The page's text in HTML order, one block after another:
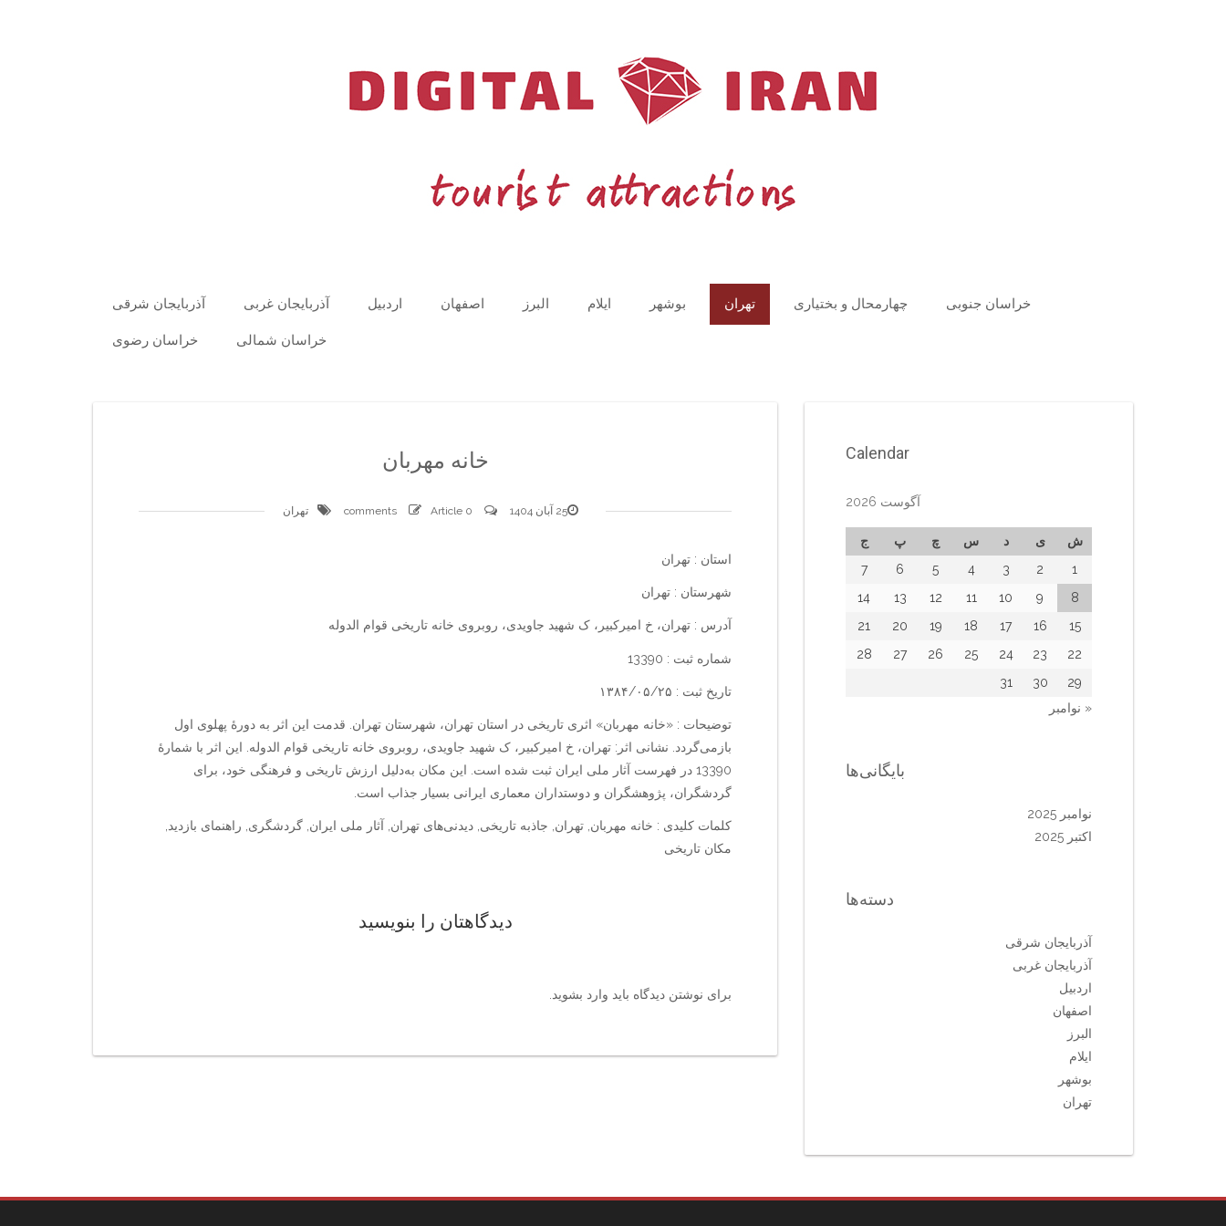
آذربایجان شرقی آذربایجان غربی اردبیل اصفهان البرز ایلام بوشهر تهران چهارمحال و بختیاری خراسان جنوبی
خراسان رضوی خراسان شمالی
خانه مهربان
25 آبان 1404 0 comments
Article تهران
استان : تهران
شهرستان : تهران
آدرس : تهران، خ امیرکبیر، ک شهید جاویدی، روبروی خانه تاریخی قوام الدوله
شماره ثبت : 13390
تاریخ ثبت : ۱۳۸۴/۰۵/۲۵
توضیحات : «خانه مهربان» اثری تاریخی در استان تهران، شهرستان تهران. قدمت این اثر به دورهٔ پهلوی اول
بازمی‌گردد. نشانی اثر: تهران، خ امیرکبیر، ک شهید جاویدی، روبروی خانه تاریخی قوام الدوله. این اثر با شمارهٔ
13390 در فهرست آثار ملی ایران ثبت شده است. این مکان به‌دلیل ارزش تاریخی و فرهنگی خود، برای
گردشگران، پژوهشگران و دوستداران معماری ایرانی بسیار جذاب است.
کلمات کلیدی : خانه مهربان, تهران, جاذبه تاریخی, دیدنی‌های تهران, آثار ملی ایران, گردشگری, راهنمای بازدید,
مکان تاریخی
دیدگاهتان را بنویسید
برای نوشتن دیدگاه باید وارد بشوید
Calendar
آگوست 2026
ش ی د س چ پ
ج
1
2
3
4
5
6
7
8
9
10
11
12
13
14
15
16
17
18
19
20
21
22
23
24
25
26
27
28
29
30
31
« نوامبر
بایگانی‌ها
نوامبر 2025
اکتبر 2025
دسته‌ها
آذربایجان شرقی
آذربایجان غربی
اردبیل
اصفهان
البرز
ایلام
بوشهر
تهران